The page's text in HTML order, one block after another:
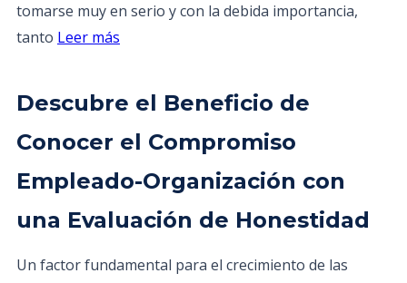
tomarse muy en serio y con la debida importancia,
tanto Leer más
Descubre el Beneficio de
Conocer el Compromiso
Empleado-Organización con
una Evaluación de Honestidad
Un factor fundamental para el crecimiento de las